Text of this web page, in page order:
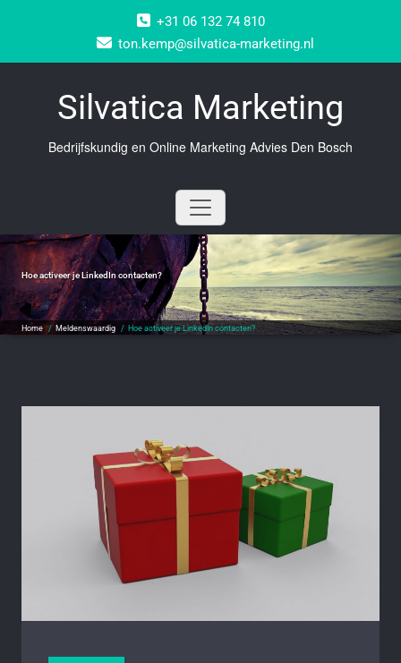
+31 06 132 74 810
ton.kemp@silvatica-marketing.nl
Silvatica Marketing
Bedrijfskundig en Online Marketing Advies Den Bosch
Hoe activeer je LinkedIn contacten?
Home / Meldenswaardig / Hoe activeer je LinkedIn contacten?